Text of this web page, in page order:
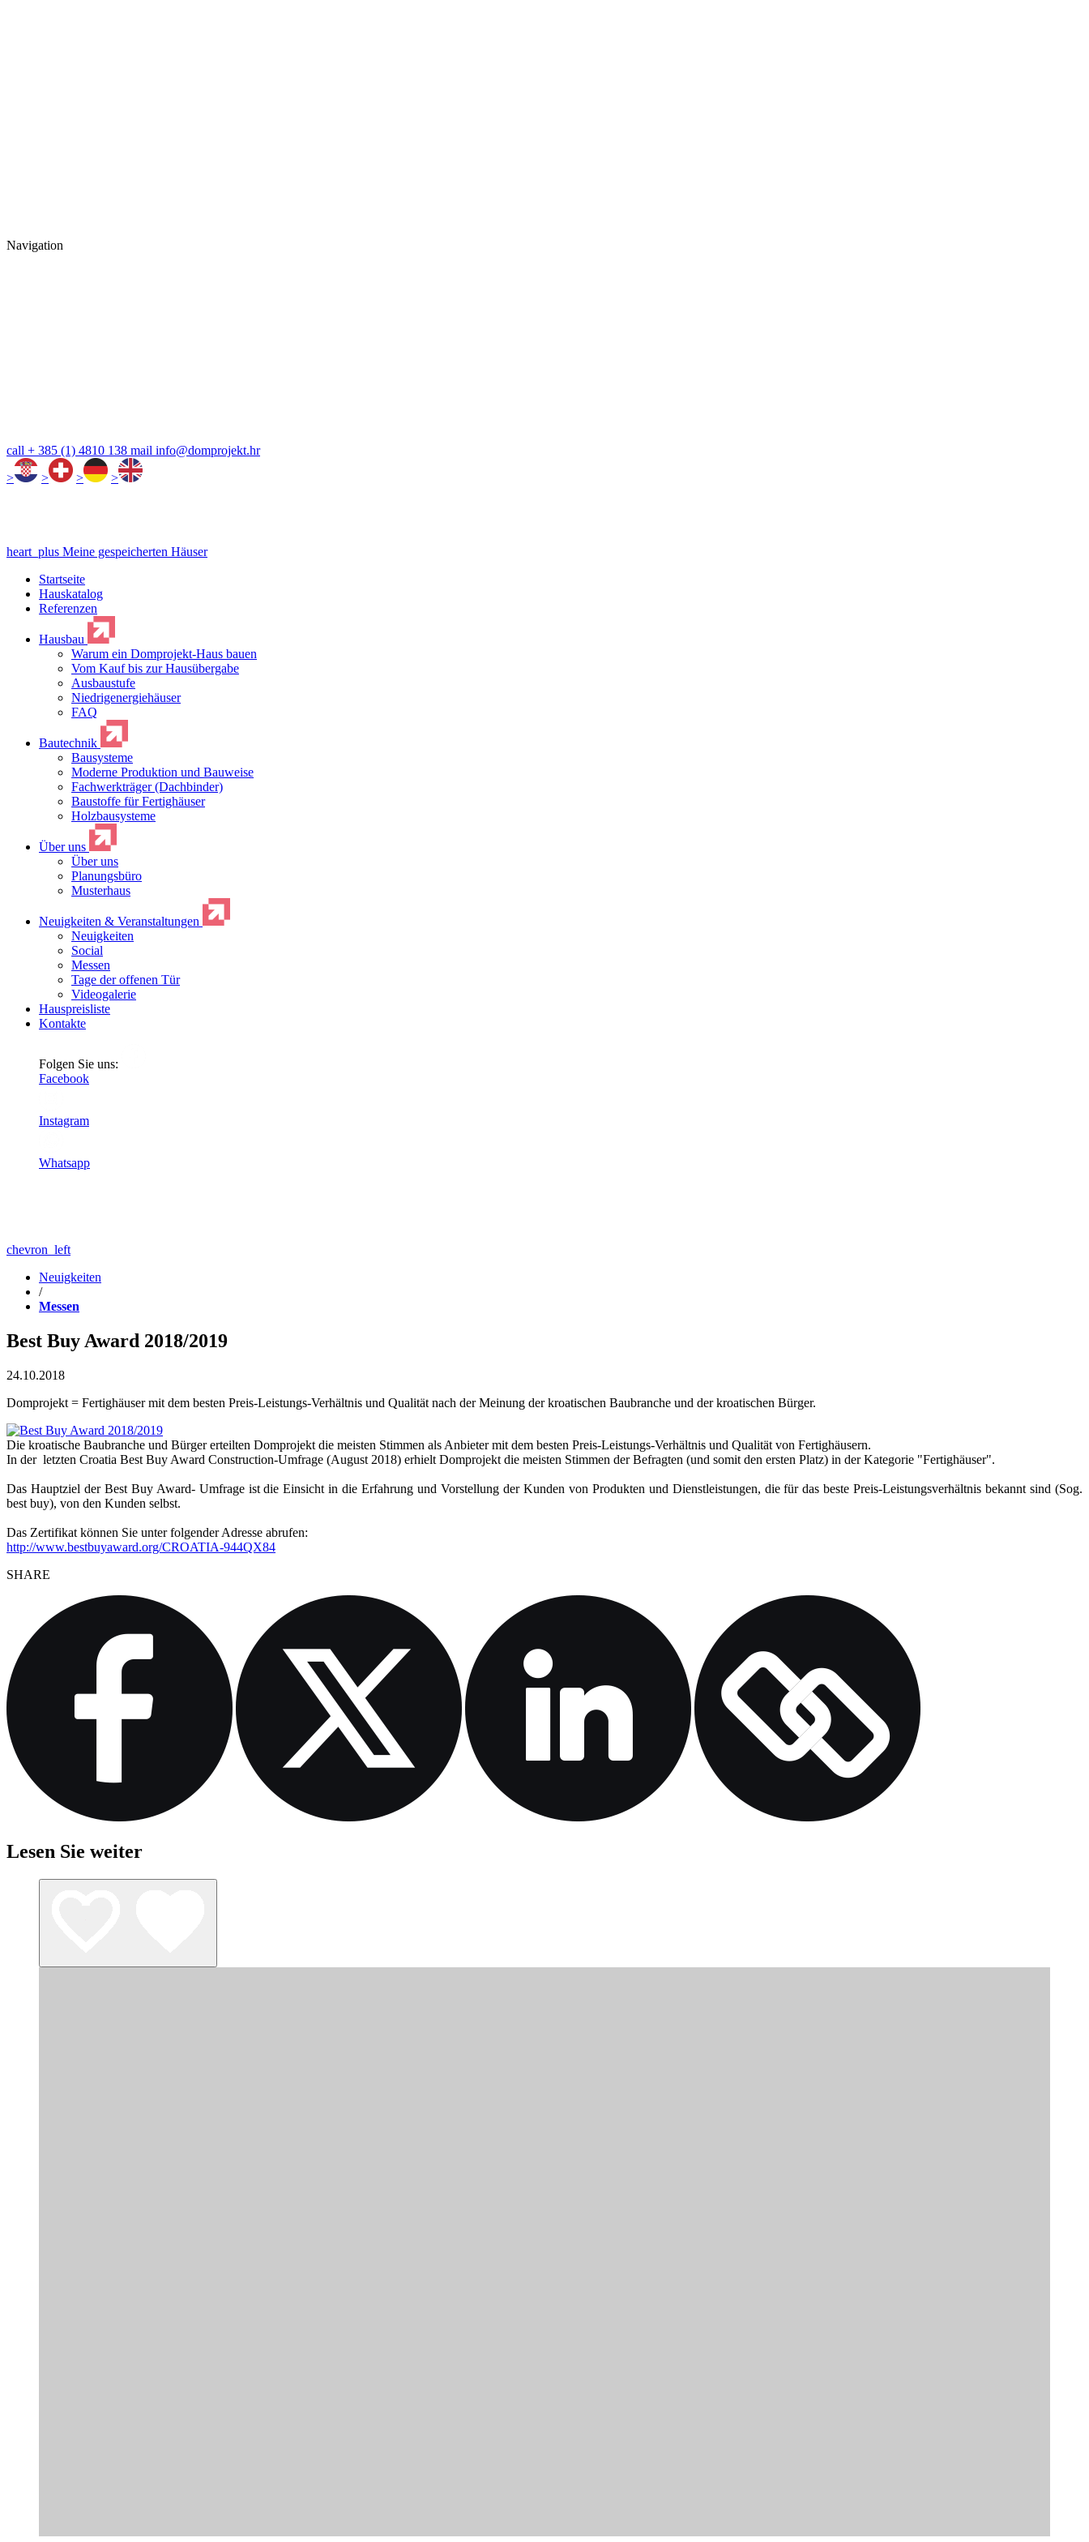
Navigation
call + 385 (1) 4810 138 mail info@domprojekt.hr
>
> > >
heart_plus Meine gespeicherten Häuser
Startseite
Hauskatalog
Referenzen
Hausbau
Warum ein Domprojekt-Haus bauen
Vom Kauf bis zur Hausübergabe
Ausbaustufe
Niedrigenergiehäuser
FAQ
Bautechnik
Bausysteme
Moderne Produktion und Bauweise
Fachwerkträger (Dachbinder)
Baustoffe für Fertighäuser
Holzbausysteme
Über uns
Über uns
Planungsbüro
Musterhaus
Neuigkeiten & Veranstaltungen
Neuigkeiten
Social
Messen
Tage der offenen Tür
Videogalerie
Hauspreisliste
Kontakte
Folgen Sie uns:
Facebook
Instagram
Whatsapp
chevron_left
Neuigkeiten
/
Messen
Best Buy Award 2018/2019
24.10.2018
Domprojekt = Fertighäuser mit dem besten Preis-Leistungs-Verhältnis und Qualität nach der Meinung der kroatischen Baubranche und der kroatischen Bürger.
Die kroatische Baubranche und Bürger erteilten Domprojekt die meisten Stimmen als Anbieter mit dem besten Preis-Leistungs-Verhältnis und Qualität von Fertighäusern.
In der letzten Croatia Best Buy Award Construction-Umfrage (August 2018) erhielt Domprojekt die meisten Stimmen der Befragten (und somit den ersten Platz) in der Kategorie "Fertighäuser".
Das Hauptziel der Best Buy Award- Umfrage ist die Einsicht in die Erfahrung und Vorstellung der Kunden von Produkten und Dienstleistungen, die für das beste Preis-Leistungsverhältnis bekannt sind (Sog.
best buy), von den Kunden selbst.
Das Zertifikat können Sie unter folgender Adresse abrufen:
http://www.bestbuyaward.org/CROATIA-944QX84
SHARE
Lesen Sie weiter